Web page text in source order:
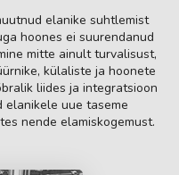
elanike suhtlemist
hoones ei suurendanud
mitte ainult turvalisust,
külaliste ja hoonete
liides ja integratsioon
elanikele uue taseme
nende elamiskogemust.